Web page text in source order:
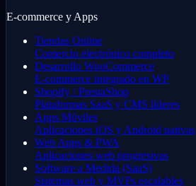
E-commerce y Apps
Tiendas Online
Comercio electrónico completo
Desarrollo WooCommerce
E-commerce integrado en WP
Shopify / PrestaShop
Plataformas SaaS y CMS líderes
Apps Móviles
Aplicaciones iOS y Android nativas
Web Apps & PWA
Aplicaciones web progresivas
Software a Medida (SaaS)
Sistemas web y MVPs escalables